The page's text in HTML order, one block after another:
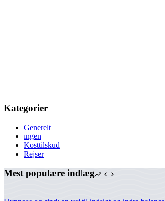
Kategorier
Generelt
ingen
Kosttilskud
Rejser
Mest populære indlæg